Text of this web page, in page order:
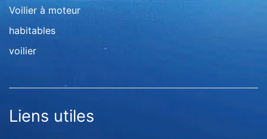
Voilier à moteur
habitables
voilier
Liens utiles